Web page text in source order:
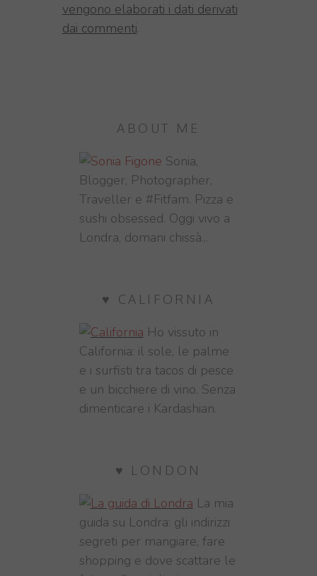
vengono elaborati i dati derivati
dai commenti.
ABOUT ME
Sonia,
Blogger, Photographer,
Traveller e #Fitfam. Pizza e
sushi obsessed. Oggi vivo a
Londra, domani chissà...
♥ CALIFORNIA
Ho vissuto in
California: il sole, le palme
e i surfisti tra tacos di pesce
e un bicchiere di vino. Senza
dimenticare i Kardashian.
♥ LONDON
La mia
guida su Londra: gli indirizzi
segreti per mangiare, fare
shopping e dove scattare le